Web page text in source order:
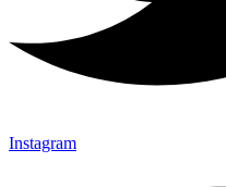
Instagram